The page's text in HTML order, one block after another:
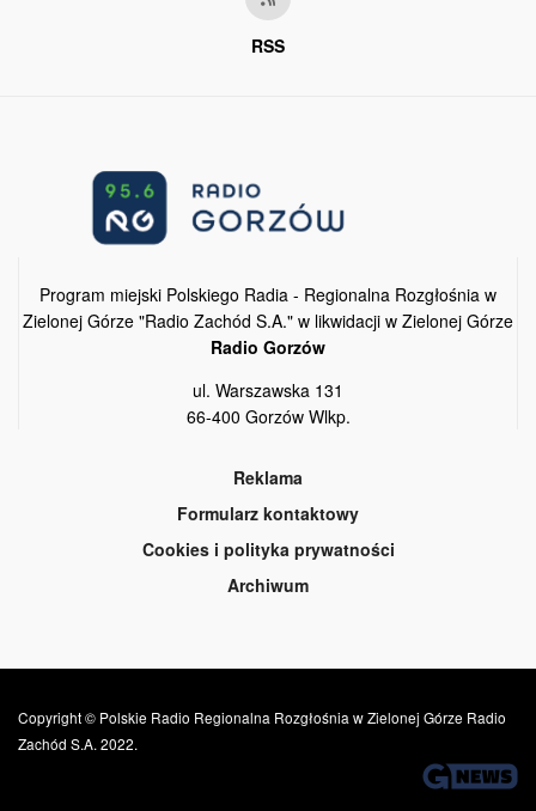
RSS
Program miejski Polskiego Radia - Regionalna Rozgłośnia w
Zielonej Górze "Radio Zachód S.A." w likwidacji w Zielonej Górze
Radio Gorzów
ul. Warszawska 131
66-400 Gorzów Wlkp.
Reklama
Formularz kontaktowy
Cookies i polityka prywatności
Archiwum
Copyright © Polskie Radio Regionalna Rozgłośnia w Zielonej Górze Radio
Zachód S.A. 2022.